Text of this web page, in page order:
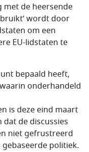
de heersende
wordt door
om een
EU-lidstaten te
bepaald heeft,
onderhandeld
is deze eind maart
de discussies
niet gefrustreerd
politiek.